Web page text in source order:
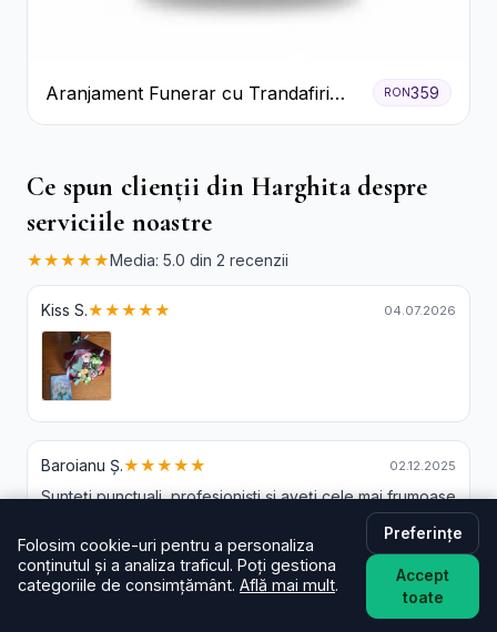
Aranjament Funerar cu Trandafiri
Albi Crizanteme Galbene și Crini
RON359
Ce spun clienții din Harghita despre
serviciile noastre
★★★★★ Media: 5.0 din 2 recenzii
Kiss S.★★★★★ 04.07.2026
Baroianu Ș.★★★★★ 02.12.2025
Sunteți punctuali, profesioniști și aveți cele mai frumoase
Livrare Flori Toplita - Intrebari Frecvente
Folosim cookie-uri pentru a personaliza
conținutul și a analiza traficul. Poți gestiona
categoriile de consimțământ. Află mai mult.
Preferințe
Accept
toate